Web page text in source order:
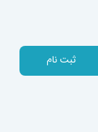
ثبت نام